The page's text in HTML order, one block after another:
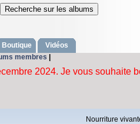
Boutique
Vidéos
membres
Nourriture